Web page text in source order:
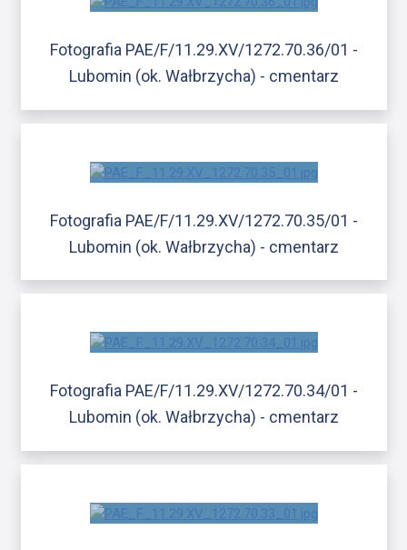
Fotografia PAE/F/11.29.XV/1272.70.36/01 -
Lubomin (ok. Wałbrzycha) - cmentarz
Fotografia PAE/F/11.29.XV/1272.70.35/01 -
Lubomin (ok. Wałbrzycha) - cmentarz
Fotografia PAE/F/11.29.XV/1272.70.34/01 -
Lubomin (ok. Wałbrzycha) - cmentarz